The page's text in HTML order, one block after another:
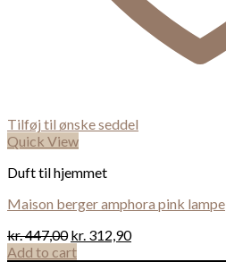
Tilføj til ønske seddel
Quick View
Duft til hjemmet
Maison berger amphora pink lampe
kr.447,00 kr. 312,90
Add to cart